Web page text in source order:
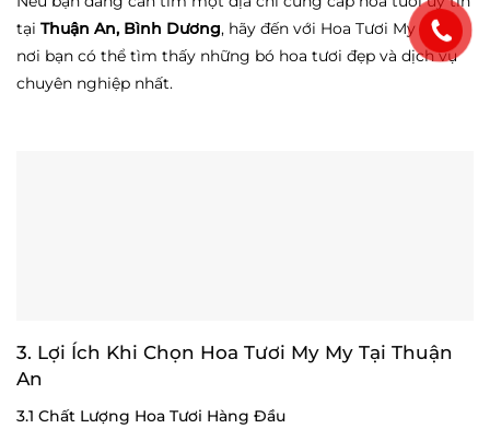
tại Thuận An, Bình Dương, hãy đến với Hoa Tươi My My –
nơi bạn có thể tìm thấy những bó hoa tươi đẹp và dịch vụ
chuyên nghiệp nhất.
3. Lợi Ích Khi Chọn Hoa Tươi My My Tại Thuận
An
3.1 Chất Lượng Hoa Tươi Hàng Đầu